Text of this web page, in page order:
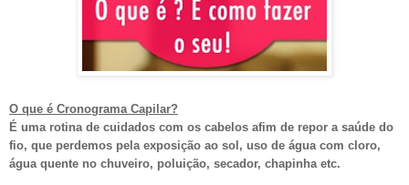
O que é Cronograma Capilar?
É uma rotina de cuidados com os cabelos afim de repor a saúde do
fio, que perdemos pela exposição ao sol, uso de água com cloro,
água quente no chuveiro, poluição, secador, chapinha etc.